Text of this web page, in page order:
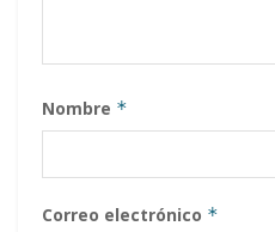
Nombre *
Correo electrónico *